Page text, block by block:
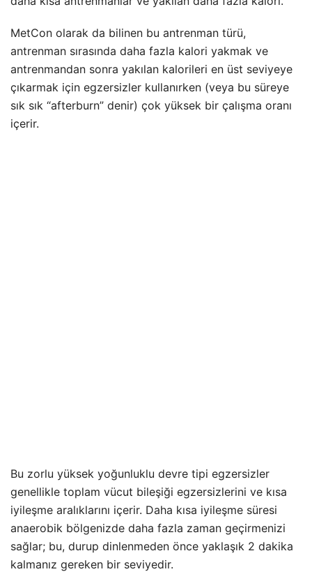
MetCon olarak da bilinen bu antrenman türü,
antrenman sırasında daha fazla kalori yakmak ve
antrenmandan sonra yakılan kalorileri en üst seviyeye
çıkarmak için egzersizler kullanırken (veya bu süreye
sık sık “afterburn” denir) çok yüksek bir çalışma oranı
içerir.
Bu zorlu yüksek yoğunluklu devre tipi egzersizler
genellikle toplam vücut bileşiği egzersizlerini ve kısa
iyileşme aralıklarını içerir. Daha kısa iyileşme süresi
anaerobik bölgenizde daha fazla zaman geçirmenizi
sağlar; bu, durup dinlenmeden önce yaklaşık 2 dakika
kalmanız gereken bir seviyedir.